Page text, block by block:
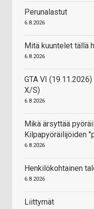
Perunalastut
6.8.2026
Mitä kuuntelet tällä
6.8.2026
GTA VI
X/S)
6.8.2026
Mikä ärsyttää
Kilpapyöräilijöiden
6.8.2026
Henkilökohtainen
6.8.2026
Liittymät